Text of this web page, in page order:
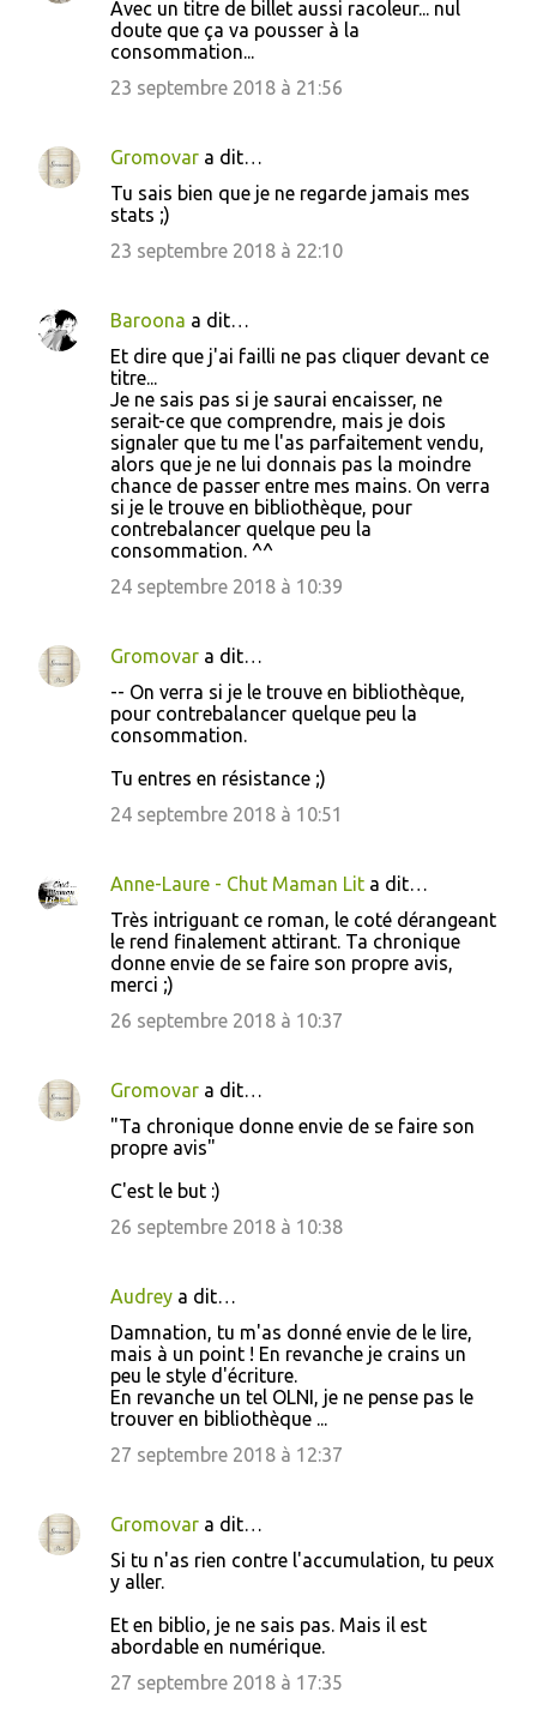
Avec un titre de billet aussi racoleur... nul
doute que ça va pousser à la
consommation...
23 septembre 2018 à 21:56
Gromovar a dit…
Tu sais bien que je ne regarde jamais mes
stats ;)
23 septembre 2018 à 22:10
Baroona a dit…
Et dire que j'ai failli ne pas cliquer devant ce
titre...
Je ne sais pas si je saurai encaisser, ne
serait-ce que comprendre, mais je dois
signaler que tu me l'as parfaitement vendu,
alors que je ne lui donnais pas la moindre
chance de passer entre mes mains. On verra
si je le trouve en bibliothèque, pour
contrebalancer quelque peu la
consommation. ^^
24 septembre 2018 à 10:39
Gromovar a dit…
-- On verra si je le trouve en bibliothèque,
pour contrebalancer quelque peu la
consommation.
Tu entres en résistance ;)
24 septembre 2018 à 10:51
Anne-Laure - Chut Maman Lit a dit…
Très intriguant ce roman, le coté dérangeant
le rend finalement attirant. Ta chronique
donne envie de se faire son propre avis,
merci ;)
26 septembre 2018 à 10:37
Gromovar a dit…
"Ta chronique donne envie de se faire son
propre avis"
C'est le but :)
26 septembre 2018 à 10:38
Audrey a dit…
Damnation, tu m'as donné envie de le lire,
mais à un point ! En revanche je crains un
peu le style d'écriture.
En revanche un tel OLNI, je ne pense pas le
trouver en bibliothèque ...
27 septembre 2018 à 12:37
Gromovar a dit…
Si tu n'as rien contre l'accumulation, tu peux
y aller.
Et en biblio, je ne sais pas. Mais il est
abordable en numérique.
27 septembre 2018 à 17:35